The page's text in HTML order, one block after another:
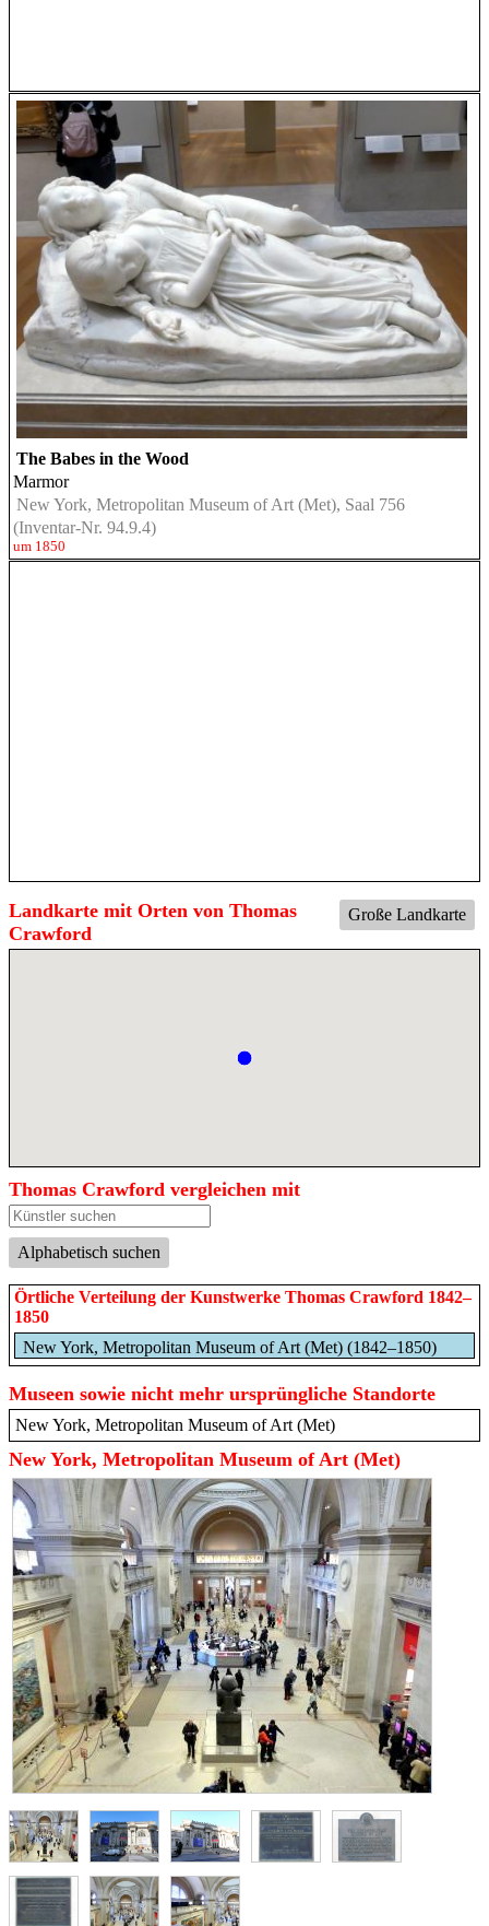
The Babes in the Wood
Marmor
New York, Metropolitan Museum of Art (Met), Saal 756
(Inventar-Nr. 94.9.4)
um 1850
Große Landkarte
Landkarte mit Orten von Thomas
Crawford
Thomas Crawford vergleichen mit
Alphabetisch suchen
Örtliche Verteilung der Kunstwerke Thomas Crawford 1842–
1850
New York, Metropolitan Museum of Art (Met) (1842–1850)
Museen sowie nicht mehr ursprüngliche Standorte
New York, Metropolitan Museum of Art (Met)
New York, Metropolitan Museum of Art (Met)